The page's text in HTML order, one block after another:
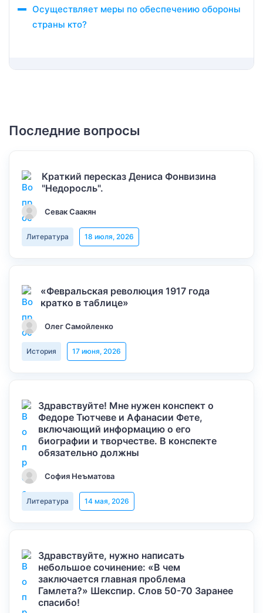
Осуществляет меры по обеспечению обороны
страны кто?
Последние вопросы
Краткий пересказ Дениса Фонвизина
"Недоросль".
Севак Саакян
Литература 18 июля, 2026
«Февральская революция 1917 года
кратко в таблице»
Олег Самойленко
История 17 июня, 2026
Здравствуйте! Мне нужен конспект о
Федоре Тютчеве и Афанасии Фете,
включающий информацию о его
биографии и творчестве. В конспекте
обязательно должны
София Неъматова
Литература 14 мая, 2026
Здравствуйте, нужно написать
небольшое сочинение: «В чем
заключается главная проблема
Гамлета?» Шекспир. Слов 50-70 Заранее
спасибо!